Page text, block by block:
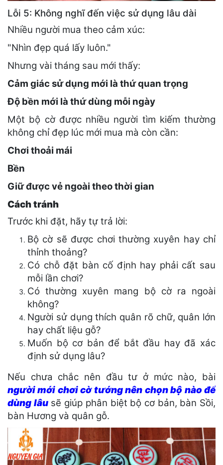
Lỗi 5: Không nghĩ đến việc sử dụng lâu dài
Nhiều người mua theo cảm xúc:
"Nhìn đẹp quá lấy luôn."
Nhưng vài tháng sau mới thấy:
Cảm giác sử dụng mới là thứ quan trọng
Độ bền mới là thứ dùng mỗi ngày
Một bộ cờ được nhiều người tìm kiếm thường
không chỉ đẹp lúc mới mua mà còn cần:
Chơi thoải mái
Bền
Giữ được vẻ ngoài theo thời gian
Cách tránh
Trước khi đặt, hãy tự trả lời:
Bộ cờ sẽ được chơi thường xuyên hay chỉ
thỉnh thoảng?
Có chỗ đặt bàn cố định hay phải cất sau
mỗi lần chơi?
Có thường xuyên mang bộ cờ ra ngoài
không?
Người sử dụng thích quân rõ chữ, quân lớn
hay chất liệu gỗ?
Muốn bộ cơ bản để bắt đầu hay đã xác
định sử dụng lâu?
Nếu chưa chắc nên đầu tư ở mức nào, bài
người mới chơi cờ tướng nên chọn bộ nào để
dùng lâusẽ giúp phân biệt bộ cơ bản, bàn Sồi,
bàn Hương và quân gỗ.